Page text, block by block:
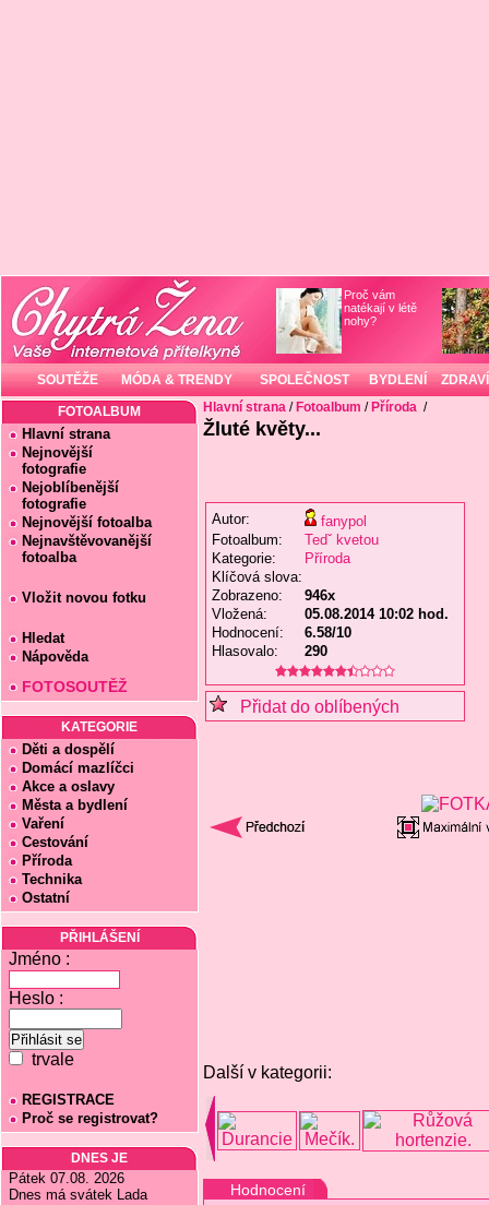
Proč vám
natékají v létě
nohy?
SOUTĚŽE MÓDA & TRENDY SPOLEČNOST BYDLENÍ ZDRAVÍ
FOTOALBUM
Hlavní strana
Nejnovější
fotografie
Nejoblíbenější
fotografie
Nejnovější fotoalba
Nejnavštěvovanější
fotoalba
Vložit novou fotku
Hledat
Nápověda
FOTOSOUTĚŽ
KATEGORIE
Děti a dospělí
Domácí mazlíčci
Akce a oslavy
Města a bydlení
Vaření
Cestování
Příroda
Technika
Ostatní
PŘIHLÁŠENÍ
Jméno :
Heslo :
trvale
REGISTRACE
Proč se registrovat?
DNES JE
Pátek 07.08. 2026
Dnes má svátek Lada
Hlavní strana / Fotoalbum / Příroda /
Žluté květy...
Autor:
fanypol
Fotoalbum:
Tedˇ kvetou
Kategorie:
Příroda
Klíčová slova:
Zobrazeno:
946x
Vložená:
05.08.2014 10:02 hod.
Hodnocení:
6.58/10
Hlasovalo:
290
Přidat do oblíbených
Další v kategorii:
Hodnocení